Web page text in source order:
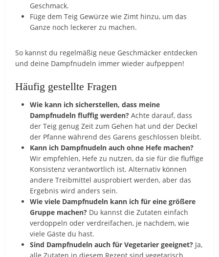
Geschmack.
Füge dem Teig Gewürze wie Zimt hinzu, um das
Ganze noch leckerer zu machen.
So kannst du regelmäßig neue Geschmäcker entdecken
und deine Dampfnudeln immer wieder aufpeppen!
Häufig gestellte Fragen
Wie kann ich sicherstellen, dass meine
Dampfnudeln fluffig werden? Achte darauf, dass
der Teig genug Zeit zum Gehen hat und der Deckel
der Pfanne während des Garens geschlossen bleibt.
Kann ich Dampfnudeln auch ohne Hefe machen?
Wir empfehlen, Hefe zu nutzen, da sie für die fluffige
Konsistenz verantwortlich ist. Alternativ können
andere Treibmittel ausprobiert werden, aber das
Ergebnis wird anders sein.
Wie viele Dampfnudeln kann ich für eine größere
Gruppe machen? Du kannst die Zutaten einfach
verdoppeln oder verdreifachen, je nachdem, wie
viele Gäste du hast.
Sind Dampfnudeln auch für Vegetarier geeignet? Ja,